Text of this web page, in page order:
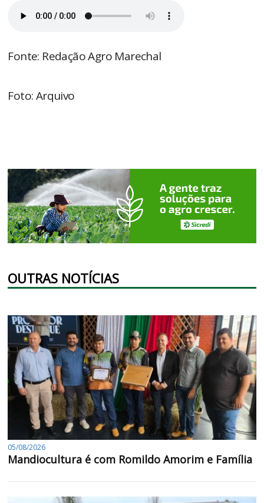
Fonte: Redação Agro Marechal
Foto: Arquivo
OUTRAS NOTÍCIAS
05/08/2026
Mandiocultura é com Romildo Amorim e Família